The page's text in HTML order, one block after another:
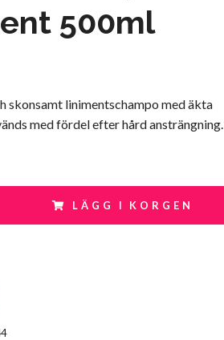
500ml
skonsamt linimentschampo med äkta
med fördel efter hård ansträngning.
LÄGG I KORGEN